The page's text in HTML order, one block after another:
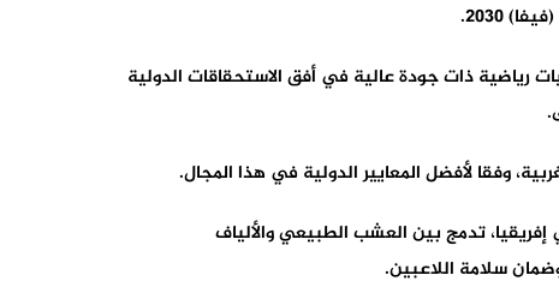
2030.
رياضية ذات جودة عالية في أفق الاستحقاقات الدولية
وفقا لأفضل المعايير الدولية في هذا المجال.
تدمج بين العشب الطبيعي والألياف
سلامة اللاعبين.